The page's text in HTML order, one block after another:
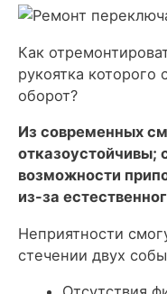
Как
рукоятка которого
оборот?
Из современных
отказоустойчивы;
возможности
из-за
Неприятности
стечении двух